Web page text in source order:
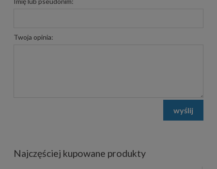
Twoja opinia:
wyślij
Najczęściej kupowane produkty